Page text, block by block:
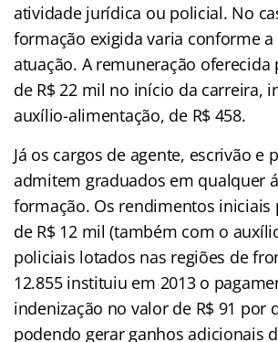
atividade jurídica ou policial. No
formação exigida varia conforme a
atuação. A remuneração oferecida
de R$ 22 mil no início da carreira,
auxílio-alimentação, de R$ 458.
Já os cargos de agente, escrivão e
admitem graduados em qualquer
formação. Os rendimentos iniciais
de R$ 12 mil (também com o
policiais lotados nas regiões de
12.855 instituiu em 2013 o
indenização no valor de R$ 91 por
podendo gerar ganhos adicionais